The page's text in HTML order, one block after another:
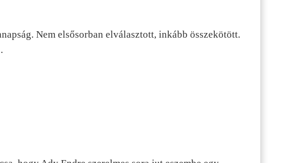
Nem elsősorban elválasztott, inkább összekötött.